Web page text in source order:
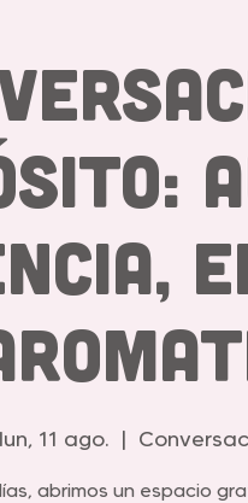
lun, 11 ago.
  |
abrimos un espacio